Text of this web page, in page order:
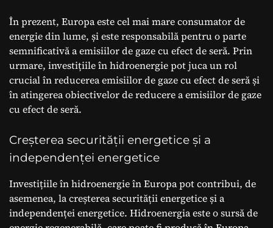
În prezent, Europa este cel mai mare consumator de
energie din lume, și este responsabilă pentru o parte
semnificativă a emisiilor de gaze cu efect de seră. Prin
urmare, investițiile în hidroenergie pot juca un rol
crucial în reducerea emisiilor de gaze cu efect de seră și
în atingerea obiectivelor de reducere a emisiilor de gaze
cu efect de seră.
Creșterea securității energetice și a
independenței energetice
Investițiile în hidroenergie în Europa pot contribui, de
asemenea, la creșterea securității energetice și a
independenței energetice. Hidroenergia este o sursă de